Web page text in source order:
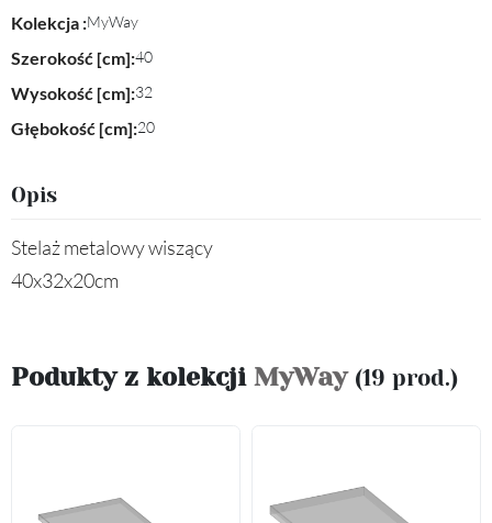
Kolekcja :MyWay
Szerokość [cm]:40
Wysokość [cm]:32
Głębokość [cm]:20
Opis
Stelaż metalowy wiszący
40x32x20cm
Podukty z kolekcji MyWay (19 prod.)